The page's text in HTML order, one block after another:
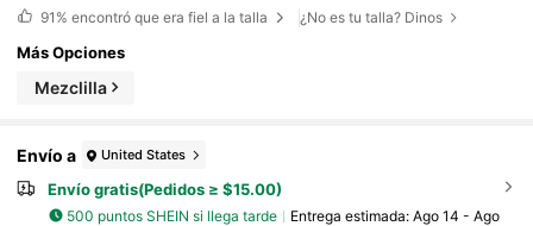
91% encontró que era fiel a la talla ¿No es tu talla? Dinos
Más Opciones
Mezclilla
Envío a United States
Envío gratis(Pedidos ≥ $15.00)
500 puntos SHEIN si llega tarde Entrega estimada: Ago 14 - Ago